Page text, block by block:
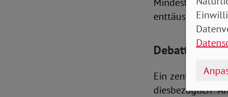
enttäuschend.
Debatte zu
Ein zentrales
diesbezüglich